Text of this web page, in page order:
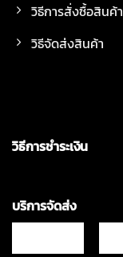
วิธีการสั่งซื้อสินค้า
วิธีจัดส่งสินค้า
วิธีการชำระเงิน
บริการจัดส่ง